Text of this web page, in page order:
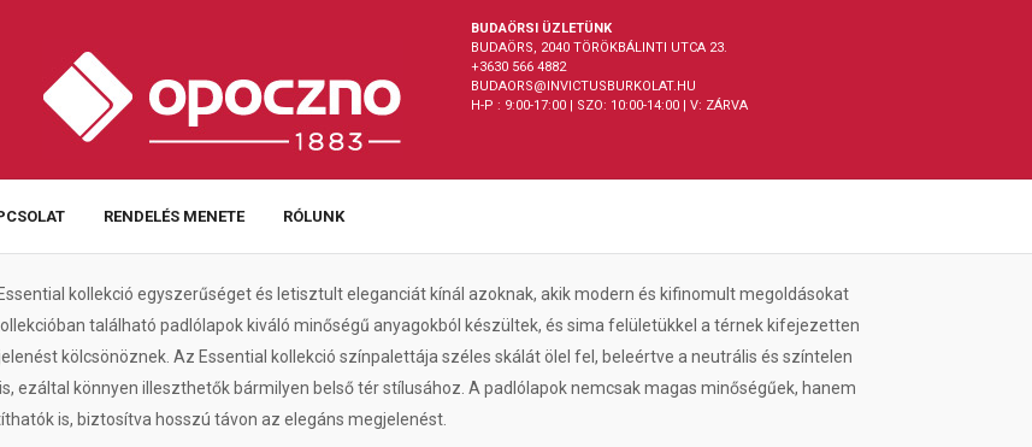
BUDAÖRSI ÜZLETÜNK
BUDAÖRS, 2040 TÖRÖKBÁLINTI UTCA 23.
+3630 566 4882
BUDAORS@INVICTUSBURKOLAT.HU
H-P : 9:00-17:00 | SZO: 10:00-14:00 | V: ZÁRVA
RENDELÉS MENETE RÓLUNK
kollekció egyszerűséget és letisztult eleganciát kínál azoknak, akik modern és kifinomult megoldásokat
található padlólapok kiváló minőségű anyagokból készültek, és sima felületükkel a térnek kifejezetten
kölcsönöznek. Az Essential kollekció színpalettája széles skálát ölel fel, beleértve a neutrális és színtelen
ezáltal könnyen illeszthetők bármilyen belső tér stílusához. A padlólapok nemcsak magas minőségűek, hanem
is, biztosítva hosszú távon az elegáns megjelenést.